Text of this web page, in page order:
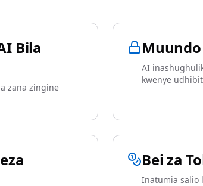
Bila
zana zingine
AI
kwenye
Bei za
Inatumia salio